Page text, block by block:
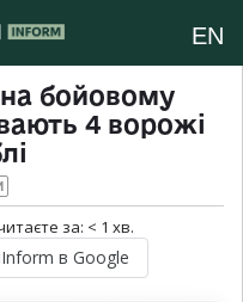
EN
бойовому
4 ворожі
за: < 1 хв.
в Google